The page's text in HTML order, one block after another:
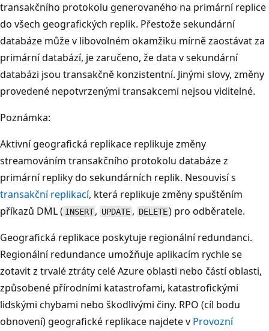
transakčního protokolu generovaného na primární replice
do všech geografických replik. Přestože sekundární
databáze může v libovolném okamžiku mírně zaostávat za
primární databází, je zaručeno, že data v sekundární
databázi jsou transakčně konzistentní. Jinými slovy, změny
provedené nepotvrzenými transakcemi nejsou viditelné.
Poznámka:
Aktivní geografická replikace replikuje změny
streamováním transakčního protokolu databáze z
primární repliky do sekundárních replik. Nesouvisí s
transakční replikací, která replikuje změny spuštěním
příkazů DML ( INSERT , UPDATE , DELETE) pro odběratele.
Geografická replikace poskytuje regionální redundanci.
Regionální redundance umožňuje aplikacím rychle se
zotavit z trvalé ztráty celé Azure oblasti nebo částí oblasti,
způsobené přírodními katastrofami, katastrofickými
lidskými chybami nebo škodlivými činy. RPO (cíl bodu
obnovení) geografické replikace najdete v Provozní